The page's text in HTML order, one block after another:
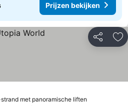
Prijzen bekijken
Delen
met panoramische liften